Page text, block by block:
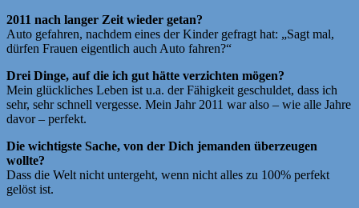
2011 nach langer Zeit wieder getan?
Auto gefahren, nachdem eines der Kinder gefragt hat: „Sagt mal,
dürfen Frauen eigentlich auch Auto fahren?“
Drei Dinge, auf die ich gut hätte verzichten mögen?
Mein glückliches Leben ist u.a. der Fähigkeit geschuldet, dass ich
sehr, sehr schnell vergesse. Mein Jahr 2011 war also – wie alle Jahre
davor – perfekt.
Die wichtigste Sache, von der Dich jemanden überzeugen
wollte?
Dass die Welt nicht untergeht, wenn nicht alles zu 100% perfekt
gelöst ist.